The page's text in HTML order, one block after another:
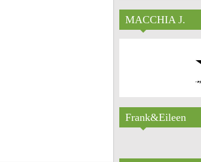
MACCHIA J.
Frank&Eileen